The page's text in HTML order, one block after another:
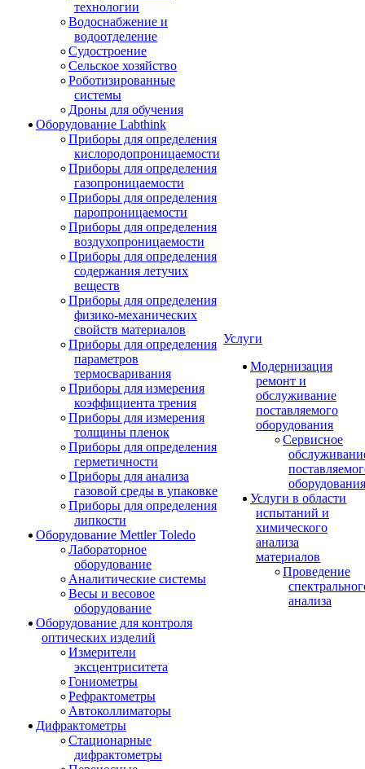
технологии
Водоснабжение и
водоотделение
Судостроение
Сельское хозяйство
Роботизированные
системы
Дроны для обучения
Оборудование Labthink
Приборы для определения
кислородопроницаемости
Приборы для определения
газопроницаемости
Приборы для определения
паропроницаемости
Приборы для определения
воздухопроницаемости
Приборы для определения
содержания летучих
веществ
Приборы для определения
физико-механических
свойств материалов
Приборы для определения
параметров
термосваривания
Приборы для измерения
коэффициента трения
Приборы для измерения
толщины пленок
Приборы для определения
герметичности
Приборы для анализа
газовой среды в упаковке
Приборы для определения
липкости
Оборудование Mettler Toledo
Лабораторное
оборудование
Аналитические системы
Весы и весовое
оборудование
Оборудование для контроля
оптических изделий
Измерители
эксцентриситета
Гониометры
Рефрактометры
Автоколлиматоры
Дифрактометры
Стационарные
дифрактометры
Услуги
Модернизация
ремонт и
обслуживание
поставляемого
оборудования
Сервисное
оборудования
Услуги в области
испытаний и
химического
анализа
материалов
Проведение
анализа